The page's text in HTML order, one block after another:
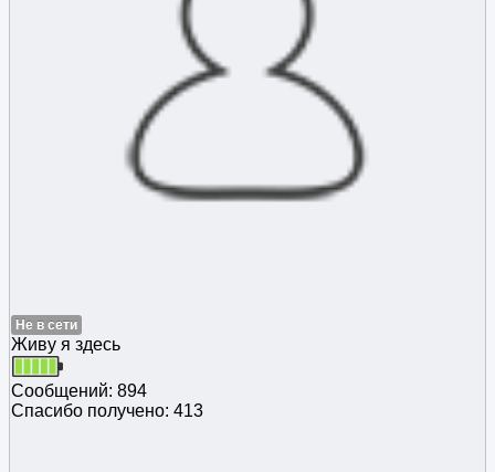
Не в сети
Живу я здесь
Сообщений: 894
Спасибо получено: 413